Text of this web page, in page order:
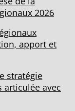
2026
apport et
stratégie
articulée avec